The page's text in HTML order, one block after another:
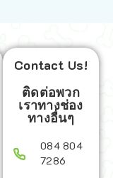
Contact Us!
ติดต่อพวก
เราทางช่อง
ทางอื่นๆ
084 804
7286